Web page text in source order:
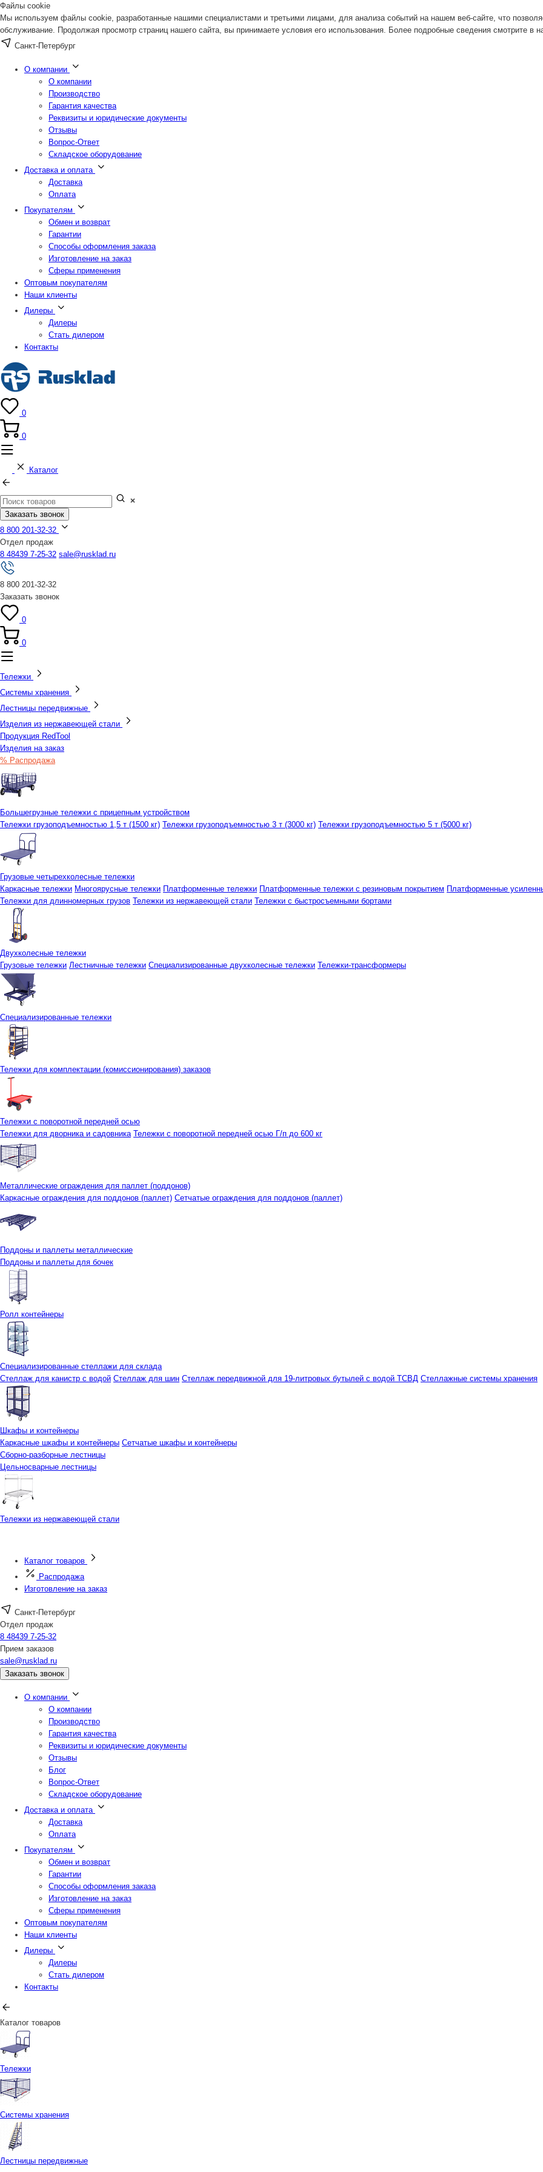
Файлы cookie
Мы используем файлы cookie, разработанные нашими специалистами и третьими лицами, для анализа событий на нашем веб-сайте, что
обслуживание. Продолжая просмотр страниц нашего сайта, вы принимаете условия его использования. Более подробные сведения смотрите в
Санкт-Петербург
О компании
О компании
Производство
Гарантия качества
Реквизиты и юридические документы
Отзывы
Вопрос-Ответ
Складское оборудование
Доставка и оплата
Доставка
Оплата
Покупателям
Обмен и возврат
Гарантии
Способы оформления заказа
Изготовление на заказ
Сферы применения
Оптовым покупателям
Наши клиенты
Дилеры
Дилеры
Стать дилером
Контакты
0
0
Каталог
Заказать звонок
8 800 201-32-32
Отдел продаж
8 48439 7-25-32 sale@rusklad.ru
8 800 201-32-32
Заказать звонок
0
0
Тележки
Системы хранения
Лестницы передвижные
Изделия из нержавеющей стали
Продукция RedTool
Изделия на заказ
% Распродажа
Большегрузные тележки с прицепным устройством
Тележки грузоподъемностью 1,5 т (1500 кг) Тележки грузоподъемностью 3 т (3000 кг) Тележки грузоподъемностью 5 т (5000 кг)
Грузовые четырехколесные тележки
Каркасные тележки Многоярусные тележки Платформенные тележки Платформенные тележки с резиновым покрытием Платформенные
Тележки для длинномерных грузов Тележки из нержавеющей стали Тележки с быстросъемными бортами
Двухколесные тележки
Грузовые тележки Лестничные тележки Специализированные двухколесные тележки Тележки-трансформеры
Специализированные тележки
Тележки для комплектации (комиссионирования) заказов
Тележки с поворотной передней осью
Тележки для дворника и садовника Тележки с поворотной передней осью Г/п до 600 кг
Металлические ограждения для паллет (поддонов)
Каркасные ограждения для поддонов (паллет) Сетчатые ограждения для поддонов (паллет)
Поддоны и паллеты металлические
Поддоны и паллеты для бочек
Ролл контейнеры
Специализированные стеллажи для склада
Стеллаж для канистр с водой Стеллаж для шин Стеллаж передвижной для 19-литровых бутылей с водой ТСВД Стеллажные системы хранения
Шкафы и контейнеры
Каркасные шкафы и контейнеры Сетчатые шкафы и контейнеры
Сборно-разборные лестницы
Цельносварные лестницы
Тележки из нержавеющей стали
Каталог товаров
Распродажа
Изготовление на заказ
Санкт-Петербург
Отдел продаж
8 48439 7-25-32
Прием заказов
sale@rusklad.ru
Заказать звонок
О компании
О компании
Производство
Гарантия качества
Реквизиты и юридические документы
Отзывы
Блог
Вопрос-Ответ
Складское оборудование
Доставка и оплата
Доставка
Оплата
Покупателям
Обмен и возврат
Гарантии
Способы оформления заказа
Изготовление на заказ
Сферы применения
Оптовым покупателям
Наши клиенты
Дилеры
Дилеры
Стать дилером
Контакты
Каталог товаров
Тележки
Системы хранения
Лестницы передвижные